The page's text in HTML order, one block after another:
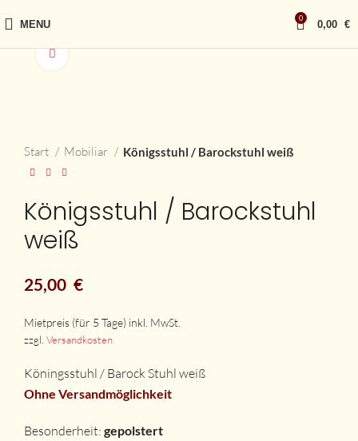
MENU 0 0,00 €
Start Mobiliar Königsstuhl / Barockstuhl weiß
Königsstuhl / Barockstuhl
weiß
25,00 €
zzgl. Versandkosten
Köningsstuhl / Barock Stuhl weiß
Ohne Versandmöglichkeit
Besonderheit: gepolstert